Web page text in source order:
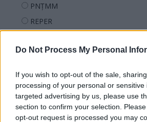
Do Not Process My Personal
If you wish to opt-out of the sale,
processing of your personal or
targeted advertising by us, please use
section to confirm your selection.
opt-out request is processed you may
PNȚMM
REPER
SOS (Șoșoacă)
PACE (Peia)
Acțiunea Conservatoare (Târziu)
PDF (Lazarus)